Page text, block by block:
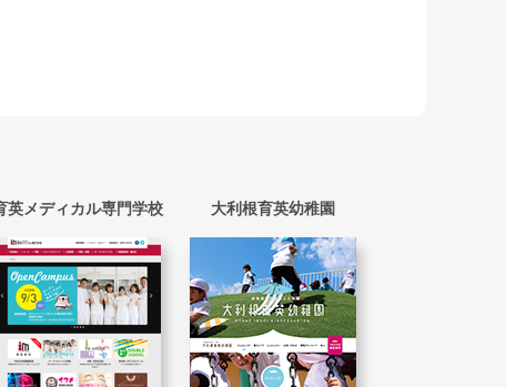
英メディカル専門学校 大利根育英幼稚園